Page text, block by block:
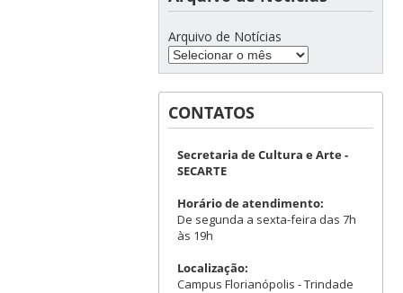
Arquivo de Notícias
CONTATOS
Secretaria de Cultura e Arte -
SECARTE
Horário de atendimento:
De segunda a sexta-feira das 7h
às 19h
Localização:
Campus Florianópolis - Trindade